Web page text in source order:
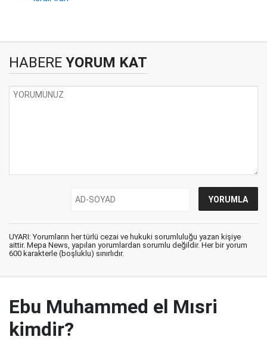
HABERE YORUM KAT
UYARI: Yorumların her türlü cezai ve hukuki sorumluluğu yazan kişiye
aittir. Mepa News, yapılan yorumlardan sorumlu değildir. Her bir yorum
600 karakterle (boşluklu) sınırlıdır.
Ebu Muhammed el Mısri
kimdir?